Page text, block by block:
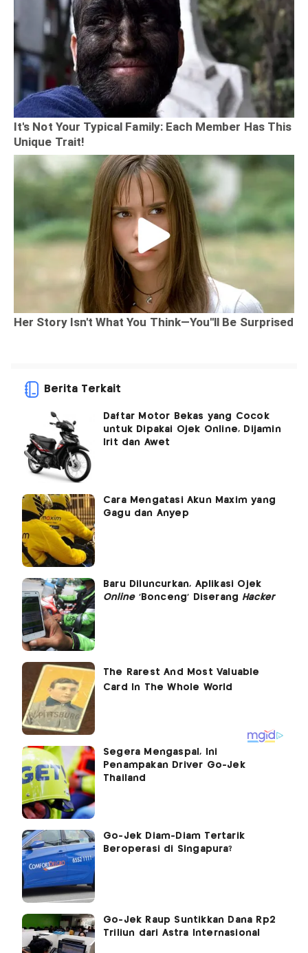
Berita Terkait
Daftar Motor Bekas yang Cocok
untuk Dipakai Ojek Online, Dijamin
Irit dan Awet
Cara Mengatasi Akun Maxim yang
Gagu dan Anyep
Baru Diluncurkan, Aplikasi Ojek
Online'Bonceng' Diserang Hacker
Segera Mengaspal, Ini
Penampakan Driver Go-Jek
Thailand
Go-Jek Diam-Diam Tertarik
Beroperasi di Singapura?
Go-Jek Raup Suntikkan Dana Rp2
Triliun dari Astra Internasional